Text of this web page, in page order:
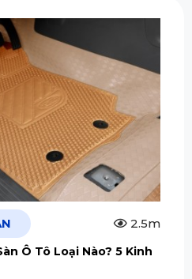
2.5m
Ô Tô Loại Nào? 5 Kinh